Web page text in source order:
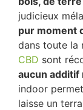
judicieux
pur moment
dans toute la
CBD sont
aucun additif
indoor
laisse un